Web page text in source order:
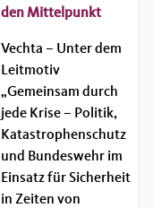
den Mittelpunkt
Vechta – Unter dem
Leitmotiv
„Gemeinsam durch
jede Krise – Politik,
Katastrophenschutz
und Bundeswehr im
Einsatz für Sicherheit
in Zeiten von